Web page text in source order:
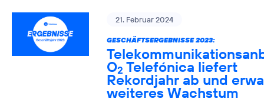
21. Februar 2024
GESCHÄFTSERGEBNISSE 2023:
O2 Telefónica liefert
Rekordjahr ab und
weiteres Wachstum